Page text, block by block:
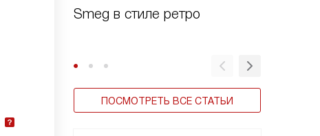
Smeg в стиле ретро
ПОСМОТРЕТЬ ВСЕ СТАТЬИ